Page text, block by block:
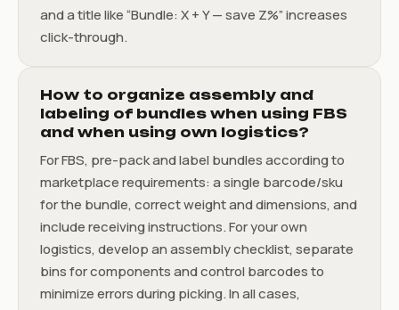
and a title like “Bundle: X + Y — save Z%” increases
click-through.
How to organize assembly and
labeling of bundles when using FBS
and when using own logistics?
For FBS, pre-pack and label bundles according to
marketplace requirements: a single barcode/sku
for the bundle, correct weight and dimensions, and
include receiving instructions. For your own
logistics, develop an assembly checklist, separate
bins for components and control barcodes to
minimize errors during picking. In all cases,